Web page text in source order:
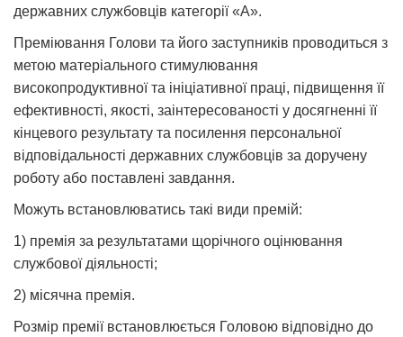
державних службовців категорії «А».
Преміювання Голови та його заступників проводиться з
метою матеріального стимулювання
високопродуктивної та ініціативної праці, підвищення її
ефективності, якості, заінтересованості у досягненні її
кінцевого результату та посилення персональної
відповідальності державних службовців за доручену
роботу або поставлені завдання.
Можуть встановлюватись такі види премій:
1) премія за результатами щорічного оцінювання
службової діяльності;
2) місячна премія.
Розмір премії встановлюється Головою відповідно до